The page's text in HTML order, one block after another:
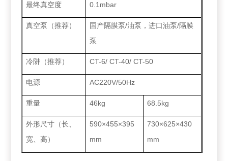
最终真空度 0.1mbar
真空泵（推荐）
国产隔膜泵/油泵，进口油泵/隔膜
泵
冷阱（推荐） CT-6/ CT-40/ CT-50
电源 AC220V/50Hz
重量 46kg 68.5kg
外形尺寸（长、
宽、高）
590×455×395
mm
730×625×430
mm